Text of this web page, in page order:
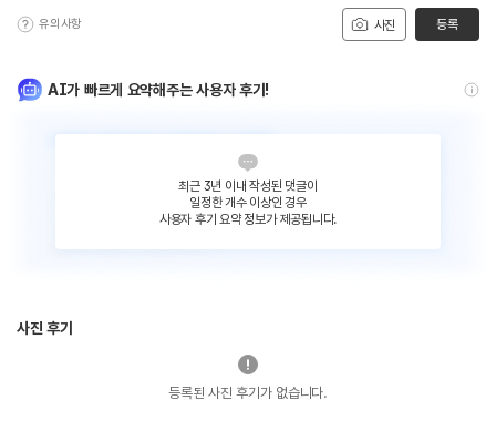
사진
유의사항 등록
AI가 빠르게 요약해주는 사용자 후기!
최근 3년 이내 작성된 댓글이
일정한 개수 이상인 경우
사용자 후기 요약 정보가 제공됩니다.
사진 후기
등록된 사진 후기가 없습니다.